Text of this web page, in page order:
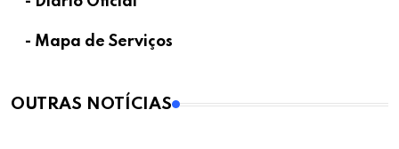
- Mapa de Serviços
OUTRAS NOTÍCIAS